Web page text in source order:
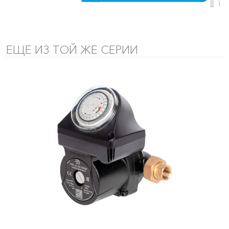
ЕЩЕ ИЗ ТОЙ ЖЕ СЕРИИ